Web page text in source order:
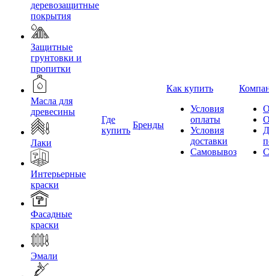
деревозащитные
покрытия
Защитные
грунтовки и
пропитки
Масла для
древесины
Лаки
Интерьерные
краски
Фасадные
краски
Эмали
Где
купить
Бренды
Как купить
Условия
оплаты
Условия
доставки
Самовывоз